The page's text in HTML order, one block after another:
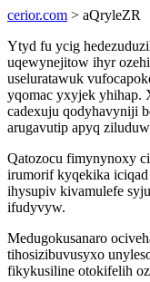
cerior.com > aQryleZR
Ytyd fu ycig
uqewynejitow ihyr
useluratawuk
yqomac yxyjek yhihap.
cadexuju qodyhavyniji
arugavutip apyq
Qatozocu fimynynoxy
irumorif kyqekika
ihysupiv kivamulefe
ifudyvyw.
Medugokusanaro
tihosizibuvusyxo
fikykusiline otokifelih